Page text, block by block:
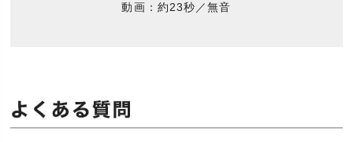
動画：約23秒／無音